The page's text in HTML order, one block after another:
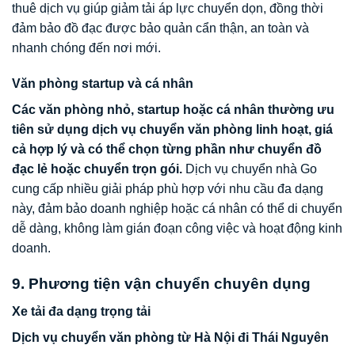
thuê dịch vụ giúp giảm tải áp lực chuyển dọn, đồng thời
đảm bảo đồ đạc được bảo quản cẩn thận, an toàn và
nhanh chóng đến nơi mới.
Văn phòng startup và cá nhân
Các văn phòng nhỏ, startup hoặc cá nhân thường ưu
tiên sử dụng dịch vụ chuyển văn phòng linh hoạt, giá
cả hợp lý và có thể chọn từng phần như chuyển đồ
đạc lẻ hoặc chuyển trọn gói. Dịch vụ chuyển nhà Go
cung cấp nhiều giải pháp phù hợp với nhu cầu đa dạng
này, đảm bảo doanh nghiệp hoặc cá nhân có thể di chuyển
dễ dàng, không làm gián đoạn công việc và hoạt động kinh
doanh.
9. Phương tiện vận chuyển chuyên dụng
Xe tải đa dạng trọng tải
Dịch vụ chuyển văn phòng từ Hà Nội đi Thái Nguyên